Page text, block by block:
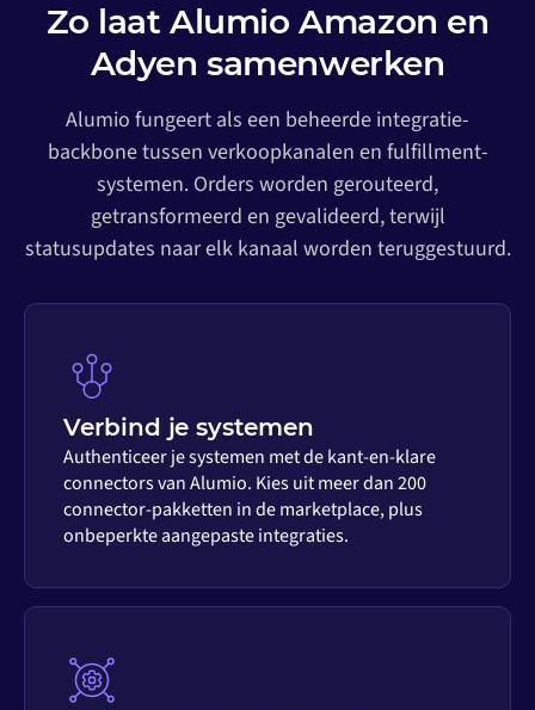
Zo laat Alumio Amazon en
Adyen samenwerken
Alumio fungeert als een beheerde integratie-
backbone tussen verkoopkanalen en fulfillment-
systemen. Orders worden gerouteerd,
getransformeerd en gevalideerd, terwijl
statusupdates naar elk kanaal worden teruggestuurd.
Verbind je systemen
Authenticeer je systemen met de kant-en-klare
connectors van Alumio. Kies uit meer dan 200
connector-pakketten in de marketplace, plus
onbeperkte aangepaste integraties.